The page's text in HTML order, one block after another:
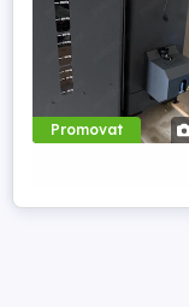
Promovat